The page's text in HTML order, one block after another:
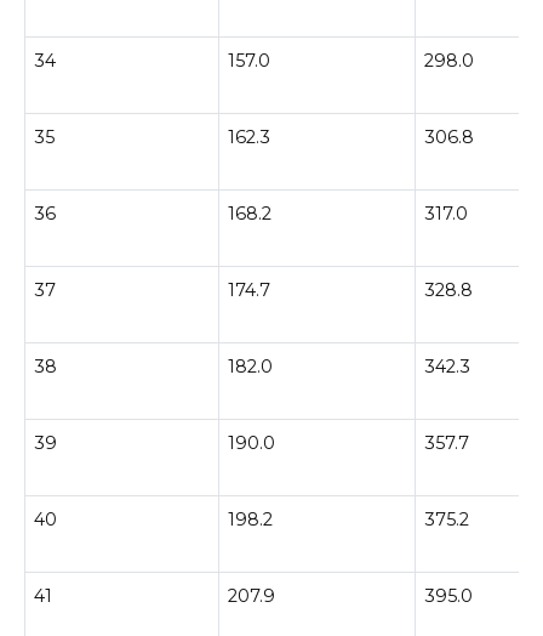
34 157.0 298.0
35 162.3 306.8
36 168.2 317.0
37 174.7 328.8
38 182.0 342.3
39 190.0 357.7
40 198.2 375.2
41 207.9 395.0